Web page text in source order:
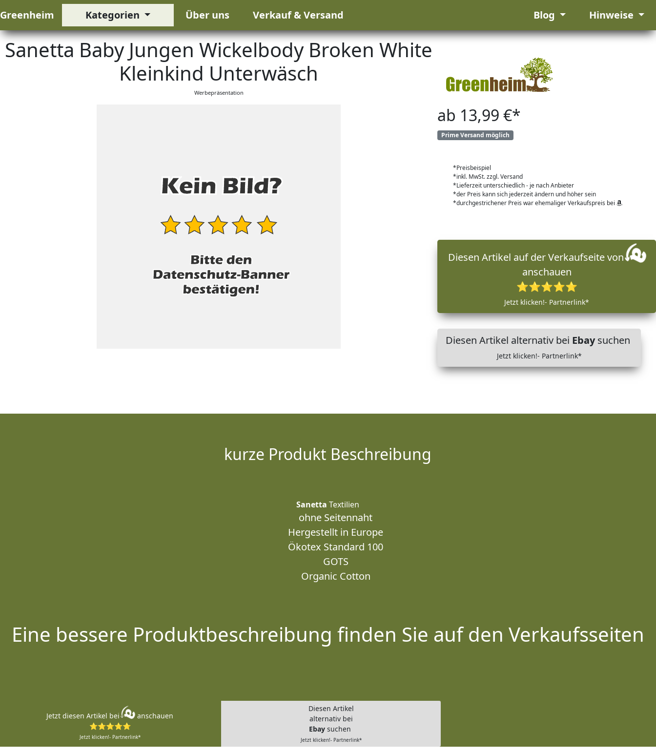
Greenheim Kategorien Über uns Verkauf & Versand Blog Hinweise
Sanetta Baby Jungen Wickelbody Broken White
Kleinkind Unterwäsch
Werbepräsentation
ab 13,99 €*
Prime Versand möglich
*Preisbeispiel
*inkl. MwSt. zzgl. Versand
*Lieferzeit unterschiedlich - je nach Anbieter
*der Preis kann sich jederzeit ändern und höher sein
*durchgestrichener Preis war ehemaliger Verkaufspreis bei
Diesen Artikel auf der Verkaufseite von
anschauen
⭐⭐⭐⭐⭐
Jetzt klicken!- Partnerlink*
Diesen Artikel alternativ bei Ebaysuchen
Jetzt klicken!- Partnerlink*
kurze Produkt Beschreibung
Sanetta Textilien
ohne Seitennaht
Hergestellt in Europe
Ökotex Standard 100
GOTS
Organic Cotton
Eine bessere Produktbeschreibung finden Sie auf den Verkaufsseiten
Jetzt diesen Artikel bei
anschauen
⭐⭐⭐⭐⭐
Jetzt klicken!- Partnerlink*
Diesen Artikel
alternativ bei
Ebay suchen
Jetzt klicken!- Partnerlink*